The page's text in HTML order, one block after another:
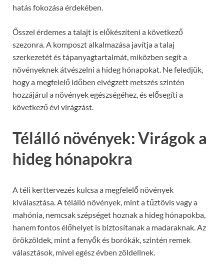
hatás fokozása érdekében.
Ősszel érdemes a talajt is előkészíteni a következő
szezonra. A komposzt alkalmazása javítja a talaj
szerkezetét és tápanyagtartalmát, miközben segít a
növényeknek átvészelni a hideg hónapokat. Ne feledjük,
hogy a megfelelő időben elvégzett metszés szintén
hozzájárul a növények egészségéhez, és elősegíti a
következő évi virágzást.
Télálló növények: Virágok a
hideg hónapokra
A téli kerttervezés kulcsa a megfelelő növények
kiválasztása. A télálló növények, mint a tűztövis vagy a
mahónia, nemcsak szépséget hoznak a hideg hónapokba,
hanem fontos élőhelyet is biztosítanak a madaraknak. Az
örökzöldek, mint a fenyők és borókák, szintén remek
választások, mivel egész évben zöldellnek.